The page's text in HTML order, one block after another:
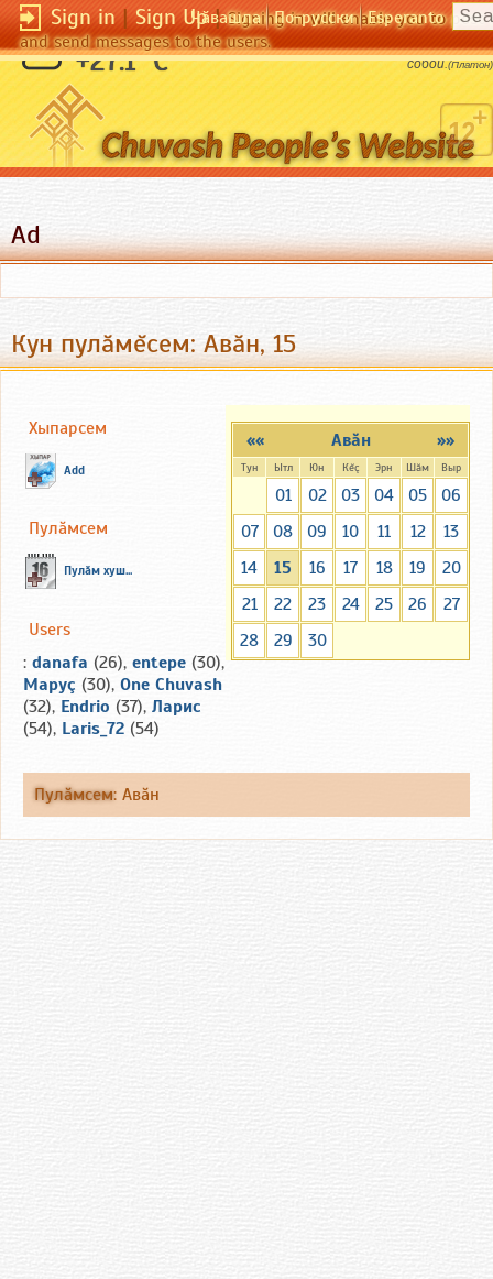
Sign in|Sign Up|Signing in will enable you to post
and send messages to the users.
Чӑвашла По-русски Esperanto
+27.1 °C
Нет большей победы, чем победа над
собой.(Платон)
Ad
Кун пулăмĕсем: Авăн, 15
»»
«« Авăн
Тун Ытл Юн Кĕç Эрн Шăм Выр
01 02 03 04 05
06
07
08 09 10 11 12
13
14
15 16 17 18 19
20
21
22 23 24 25 26
27
28
29 30
Хыпарсем
Add
Пулăмсем
Пулăм хуш...
Users
: danafa (26), entepe (30),
Маруç (30), One Chuvash
(32), Endrio (37), Ларис
(54), Laris_72 (54)
Пулăмсем: Авăн